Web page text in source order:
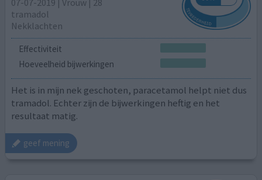
tramadol
Nekklachten
Effectiviteit
Hoeveelheid bijwerkingen
Het is in mijn nek geschoten, paracetamol helpt niet dus
tramadol. Echter zijn de bijwerkingen heftig en het
resultaat matig.
geef mening